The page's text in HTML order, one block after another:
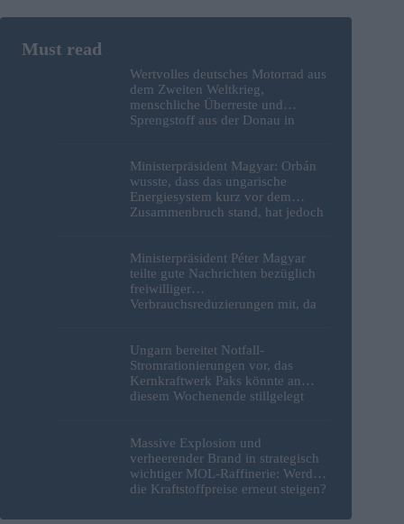
Wertvolles deutsches Motorrad aus
dem Zweiten Weltkrieg,
menschliche Überreste und
Sprengstoff aus der Donau in
Ministerpräsident Magyar: Orbán
wusste, dass das ungarische
Energiesystem kurz vor dem
Zusammenbruch stand, hat jedoch
Ministerpräsident Péter Magyar
teilte gute Nachrichten bezüglich
freiwilliger
Verbrauchsreduzierungen mit, da
Ungarn bereitet Notfall-
Stromrationierungen vor, das
Kernkraftwerk Paks könnte an
diesem Wochenende stillgelegt
Massive Explosion und
verheerender Brand in strategisch
wichtiger MOL-Raffinerie: Werden
die Kraftstoffpreise erneut steigen?